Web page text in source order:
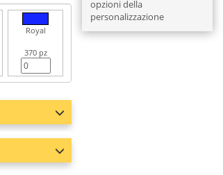
Royal
370 pz
opzioni della
personalizzazione